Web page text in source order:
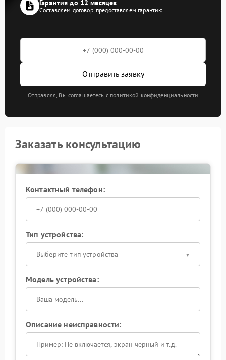
Гарантия до 12 месяцев
Составляем договор, предоставляем гарантию
Отправить заявку
Отправляя, Вы соглашаетесь с политикой конфиденциальности
Заказать консультацию
Контактный телефон:
Тип устройства:
Выберите тип устройства
Модель устройства:
Описание неисправности: